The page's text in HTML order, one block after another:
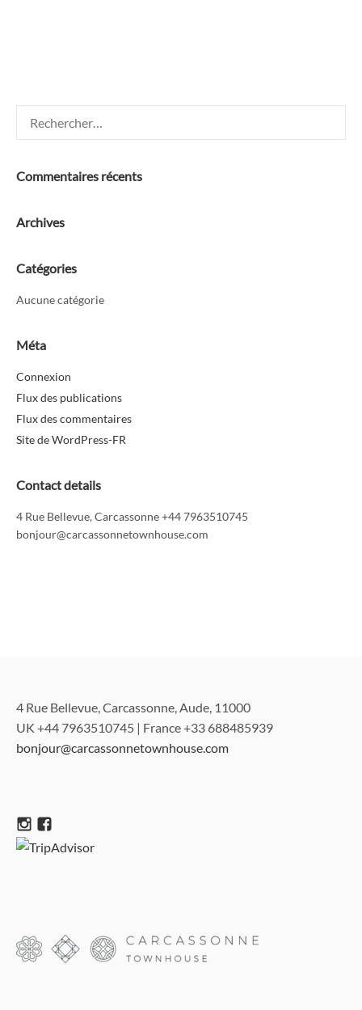
Commentaires récents
Archives
Catégories
Aucune catégorie
Méta
Connexion
Flux des publications
Flux des commentaires
Site de WordPress-FR
Contact details
4 Rue Bellevue, Carcassonne +44 7963510745
bonjour@carcassonnetownhouse.com
4 Rue Bellevue, Carcassonne, Aude, 11000
UK +44 7963510745 | France +33 688485939
bonjour@carcassonnetownhouse.com